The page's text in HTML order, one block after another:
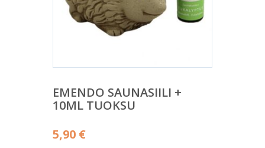
EMENDO SAUNASIILI +
10ML TUOKSU
5,90 €